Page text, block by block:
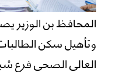
المحافظ بن الوزير
وتأهيل سكن
العالي الصحي فرع